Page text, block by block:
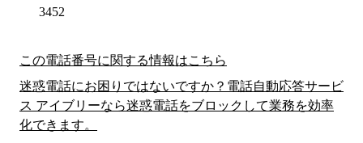
3452
この電話番号に関する情報はこちら
迷惑電話にお困りではないですか？電話自動応答サービ
ス アイブリーなら迷惑電話をブロックして業務を効率
化できます。